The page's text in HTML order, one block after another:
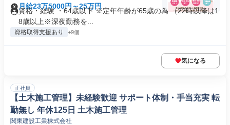
月給23万5000円～25万円
資格・経験 ・64歳以下 ※定年年齢が65歳の為 （22時以降は1
8歳以上※深夜勤務を...
資格取得支援あり +9個
気になる
正社員
【土木施工管理】未経験歓迎 サポート体制・手当充実 転
勤無し 年休125日 土木施工管理
関東建設工業株式会社